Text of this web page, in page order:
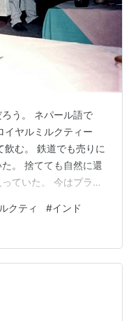
う。 ネパール語で
イヤルミルクティー
飲む。 鉄道でも売りに
。 捨てても自然に還
ていた。 今はプラカ
パール、インドに行
毎日のように飲んで
甘ったるいので、少量
料理にはぴったりであ
帰っても、インド料理
クティ #インド